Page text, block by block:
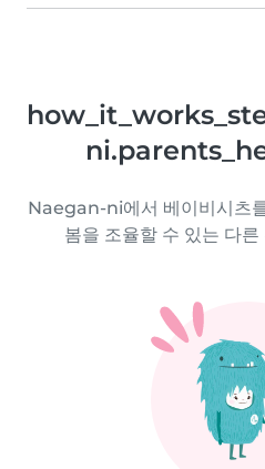
Naegan-ni에서 베이비시츠
봄을 조율할 수 있는 다